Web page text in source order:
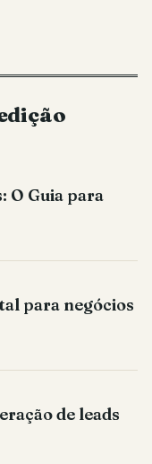
O Guia para
para negócios
de leads